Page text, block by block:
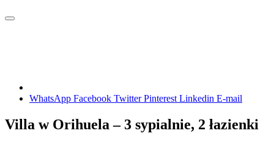
WhatsApp Facebook TwitterPinterest Linkedin E-mail
Villa w Orihuela – 3 sypialnie, 2 łazienki